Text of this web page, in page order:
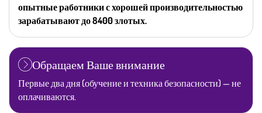
опытные работники с хорошей производительностью
зарабатывают до 8400 злотых.
Обращаем Ваше внимание
Первые два дня (обучение и техника безопасности) — не
оплачиваются.